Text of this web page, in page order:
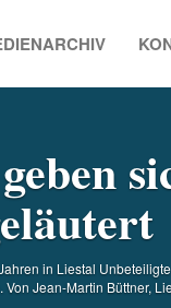
in Liestal
Von Jean-Martin Büttner,